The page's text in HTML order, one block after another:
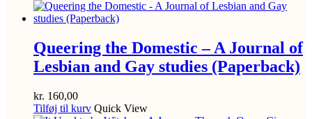
Queering the Domestic – A Journal of
Lesbian and Gay studies (Paperback)
kr. 160,00
Tilføj til kurv Quick View